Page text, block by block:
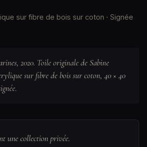
sur fibre de bois sur coton · Signée
2020. Toile originale de Sabine
sur fibre de bois sur coton, 40 × 40
une collection privée.